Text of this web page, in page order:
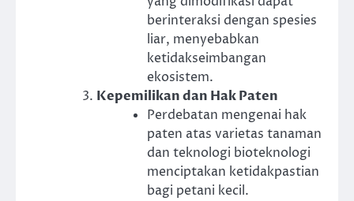
berinteraksi dengan spesies
liar, menyebabkan
ketidakseimbangan
ekosistem.
Kepemilikan dan Hak Paten
Perdebatan mengenai hak
paten atas varietas tanaman
dan teknologi bioteknologi
menciptakan ketidakpastian
bagi petani kecil.